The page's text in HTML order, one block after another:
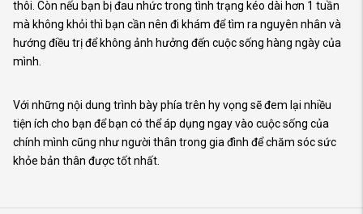
thôi. Còn nếu bạn bị đau nhức trong tình trạng kéo dài hơn 1 tuần
mà không khỏi thì bạn cần nên đi khám để tìm ra nguyên nhân và
hướng điều trị để không ảnh hưởng đến cuộc sống hàng ngày của
mình.
Với những nội dung trình bày phía trên hy vọng sẽ đem lại nhiều
tiện ích cho bạn để bạn có thể áp dụng ngay vào cuộc sống của
chính mình cũng như người thân trong gia đình để chăm sóc sức
khỏe bản thân được tốt nhất.